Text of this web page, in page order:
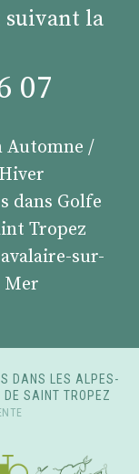
suivant la
07
Automne /
Hiver
dans Golfe
Tropez
sur-
Mer
DANS LES ALPES-
DE SAINT TROPEZ